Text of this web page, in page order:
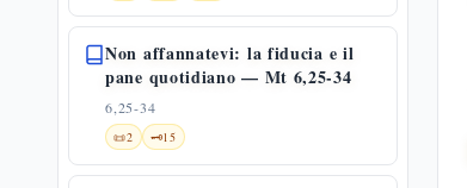
Non affannatevi: la fiducia e il
pane quotidiano — Mt 6,25-34
6,25-34
📜2 🗝️15